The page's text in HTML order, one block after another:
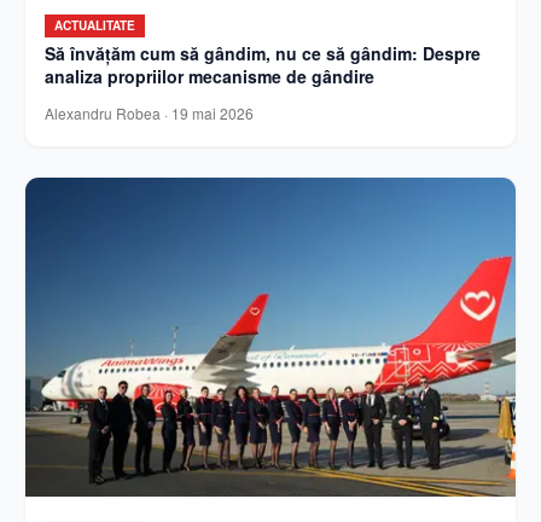
ACTUALITATE
Să învățăm cum să gândim, nu ce să gândim: Despre
analiza propriilor mecanisme de gândire
Alexandru Robea · 19 mai 2026